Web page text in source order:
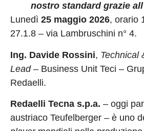
nostro standard grazie
Lunedì 25 maggio 2026, orario
27.1.8 – via Lambruschini n° 4.
Ing. Davide Rossini, Technical
Lead – Business Unit Teci –
Redaelli.
Redaelli Tecna s.p.a. – oggi
austriaco Teufelberger – è uno